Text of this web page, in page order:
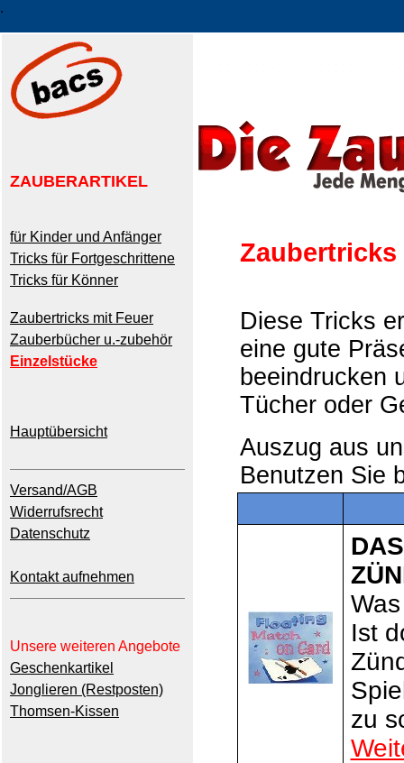
.
ZAUBERARTIKEL
für Kinder und Anfänger
Tricks für Fortgeschrittene
Tricks für Könner
Zaubertricks mit Feuer
Zauberbücher u.-zubehör
Einzelstücke
Hauptübersicht
Versand/AGB
Widerrufsrecht
Datenschutz
Kontakt aufnehmen
Unsere weiteren Angebote
Geschenkartikel
Jonglieren (Restposten)
Thomsen-Kissen
Zaubertricks
Diese Tricks
eine gute
beeindrucken
Tücher oder
Auszug aus
Benutzen Sie
Ist
zu